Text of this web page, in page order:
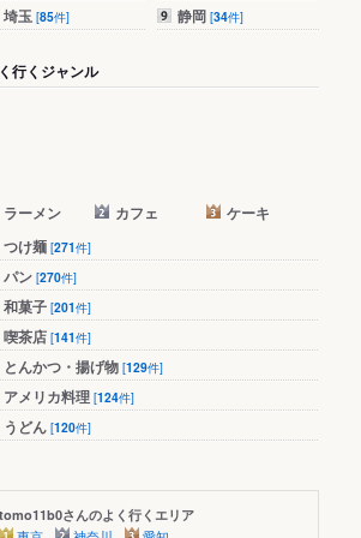
埼玉 [85件] 静岡 [34件]
行くジャンル
ラーメン カフェ
ケーキ
つけ麺 [271件]
パン [270件]
和菓子 [201件]
喫茶店 [141件]
とんかつ・揚げ物 [129件]
アメリカ料理 [124件]
うどん [120件]
tomo11b0さんのよく行くエリア